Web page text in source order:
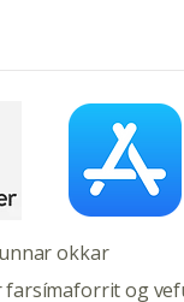
allir herskarar
stað um aldur
eldur og
öll sedrustrén,
og allir dómendur
hans nafn eitt er
öllum dýrkendum
okkar
farsímaforrit og